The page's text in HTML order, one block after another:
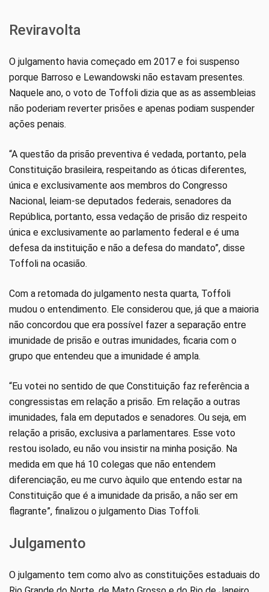
Reviravolta
O julgamento havia começado em 2017 e foi suspenso
porque Barroso e Lewandowski não estavam presentes.
Naquele ano, o voto de Toffoli dizia que as as assembleias
não poderiam reverter prisões e apenas podiam suspender
ações penais.
“A questão da prisão preventiva é vedada, portanto, pela
Constituição brasileira, respeitando as óticas diferentes,
única e exclusivamente aos membros do Congresso
Nacional, leiam-se deputados federais, senadores da
República, portanto, essa vedação de prisão diz respeito
única e exclusivamente ao parlamento federal e é uma
defesa da instituição e não a defesa do mandato”, disse
Toffoli na ocasião.
Com a retomada do julgamento nesta quarta, Toffoli
mudou o entendimento. Ele considerou que, já que a maioria
não concordou que era possível fazer a separação entre
imunidade de prisão e outras imunidades, ficaria com o
grupo que entendeu que a imunidade é ampla.
“Eu votei no sentido de que Constituição faz referência a
congressistas em relação a prisão. Em relação a outras
imunidades, fala em deputados e senadores. Ou seja, em
relação a prisão, exclusiva a parlamentares. Esse voto
restou isolado, eu não vou insistir na minha posição. Na
medida em que há 10 colegas que não entendem
diferenciação, eu me curvo àquilo que entendo estar na
Constituição que é a imunidade da prisão, a não ser em
flagrante”, finalizou o julgamento Dias Toffoli.
Julgamento
O julgamento tem como alvo as constituições estaduais do